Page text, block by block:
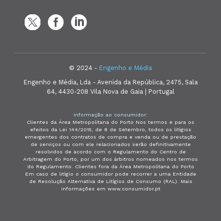
© 2024 - Engenho e Média
Engenho e Média, Lda - Avenida da República, 2475, Sala
64, 4430-208 Vila Nova de Gaia | Portugal
Informação ao consumidor:
Clientes da Área Metropolitana do Porto Nos termos e para os
efeitos da Lei 144/2015, de 8 de Setembro, todos os litígios
emergentes dos contratos de compra e venda ou de prestação
de serviços ou com ele relacionados serão definitivamente
resolvidos de acordo com o Regulamento do Centro de
Arbitragem do Porto, por um dos árbitros nomeados nos termos
do Regulamento. Clientes fora da Área Metropolitana do Porto
Em caso de litígio o consumidor pode recorrer a uma Entidade
de Resolução Alternativa de Litígios de Consumo (RAL). Mais
informações em www.consumidor.pt